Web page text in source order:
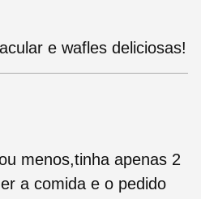
e wafles deliciosas!
menos,tinha apenas 2
a comida e o pedido